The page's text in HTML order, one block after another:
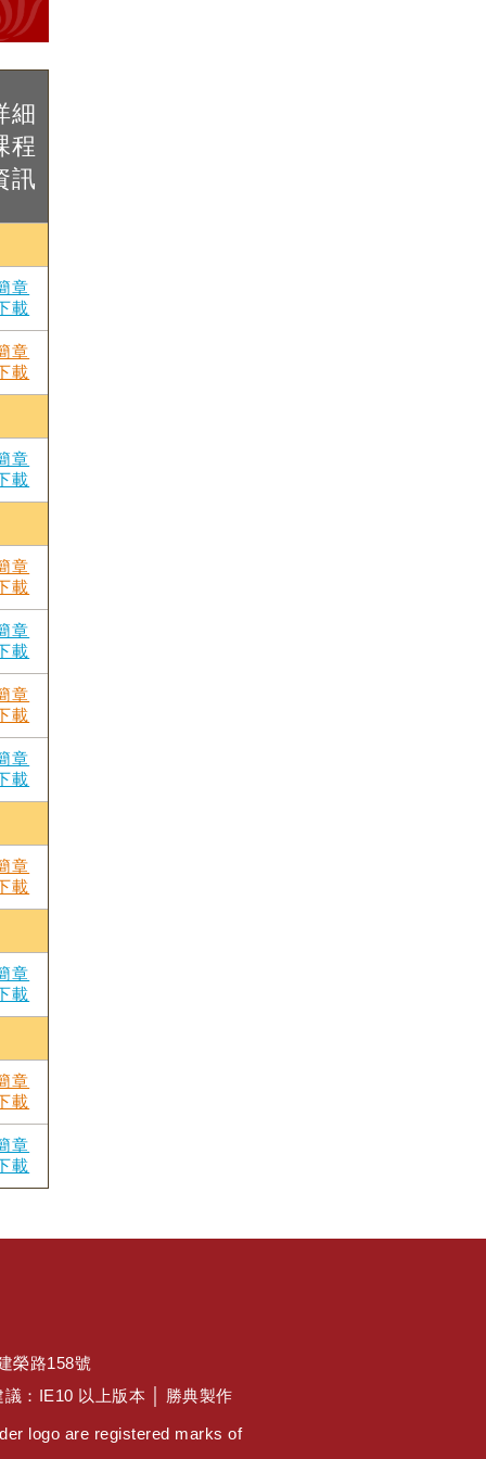
細
程
訊
章
載
章
載
章
載
章
載
章
載
章
載
章
載
章
載
章
載
章
載
章
載
榮路158號
：IE10 以上版本 │ 勝典製作
logo are registered marks of